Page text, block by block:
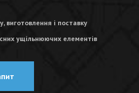
виготовлення і поставку
ущільнюючих елементів